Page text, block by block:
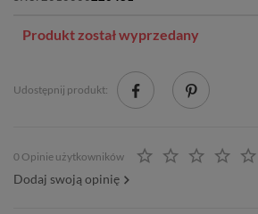
Produkt został wyprzedany
Udostępnij produkt:
0 Opinie użytkowników
Dodaj swoją opinię